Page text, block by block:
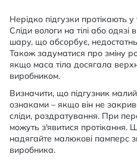
Нерідко підгузки протікають
Сліди вологи на тілі або
шару, що абсорбує,
Також задуматися про зміну
якщо маса тіла досягала
виробником.
Визначити, що підгузник
ознаками – якщо він не
сліди, роздратування. При
можуть з'явитися протікання.
надягайте малюкові памперс
виробника.